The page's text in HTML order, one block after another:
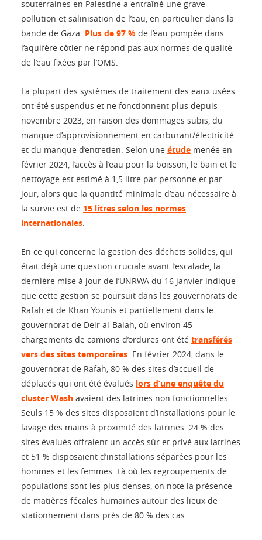
souterraines en Palestine a entraîné une grave
pollution et salinisation de l’eau, en particulier dans la
bande de Gaza. Plus de 97 % de l’eau pompée dans
l’aquifère côtier ne répond pas aux normes de qualité
de l’eau fixées par l’OMS.
La plupart des systèmes de traitement des eaux usées
ont été suspendus et ne fonctionnent plus depuis
novembre 2023, en raison des dommages subis, du
manque d’approvisionnement en carburant/électricité
et du manque d’entretien. Selon une étude menée en
février 2024, l’accès à l’eau pour la boisson, le bain et le
nettoyage est estimé à 1,5 litre par personne et par
jour, alors que la quantité minimale d’eau nécessaire à
la survie est de 15 litres selon les normes
internationales
En ce qui concerne la gestion des déchets solides, qui
était déjà une question cruciale avant l’escalade, la
dernière mise à jour de l’UNRWA du 16 janvier indique
que cette gestion se poursuit dans les gouvernorats de
Rafah et de Khan Younis et partiellement dans le
gouvernorat de Deir al-Balah, où environ 45
chargements de camions d’ordures ont été transférés
vers des sites temporaires . En février 2024, dans le
gouvernorat de Rafah, 80 % des sites d’accueil de
déplacés qui ont été évalués lors d’une enquête du
cluster Wash avaient des latrines non fonctionnelles.
Seuls 15 % des sites disposaient d’installations pour le
lavage des mains à proximité des latrines. 24 % des
sites évalués offraient un accès sûr et privé aux latrines
et 51 % disposaient d’installations séparées pour les
hommes et les femmes. Là où les regroupements de
populations sont les plus denses, on note la présence
de matières fécales humaines autour des lieux de
stationnement dans près de 80 % des cas.